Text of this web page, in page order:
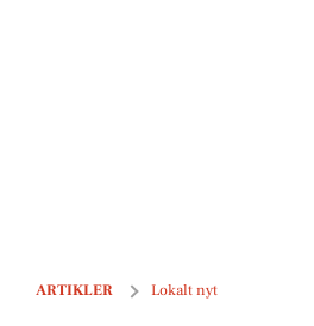
ARTIKLER Lokalt nyt
Aabenraa styrker grøn vækst med